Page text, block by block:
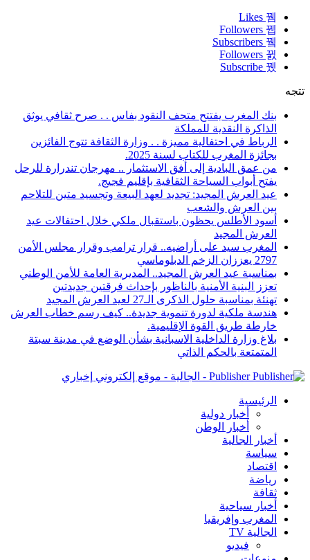
تتجه
بنك المغرب يفتتح متحف النقود بفاس . . صرح ثقافي يوثق
الذاكرة النقدية للمملكة
الرباط في احتفالية مميزة . . وزارة الثقافة تتوج الفائزين
بجائزة المغرب للكتاب لسنة 2025.
من عمق البادية إلى أفق الاستثمار .. مهرجان تندرارة للرحل
يفتح أبواب السياحة الثقافية بإقليم فجيج.
عيد العرش المجيد: تجديد لعهد البيعة وتجسيد متين للتلاحم
بين العرش والشعب
أسود الأطلس يحظون باستقبال ملكي خلال احتفالات عيد
العرش المجيد
المغرب سيد على أراضيه.. قرار ترامب وقرار مجلس الأمن
2797 يعززان الزخم الدبلوماسي
بمناسبة عيد العرش المجيد.. المديرية العامة للأمن الوطني
تعزز البنية الأمنية بالناظور بإحداث فرقتين جديدتين
تهنئة بمناسبة حلول الذكرى الـ27 لعيد العرش المجيد
هندسة ملكية لدورة تنموية جديدة.. كيف رسم خطاب العرش
خارطة طريق القوة الإقليمية.
بلاغ وزارة الداخلية الاسبانية بشأن الوضع في مدينة سبتة
المتمتعة بالحكم الذاتي
Publisher - الجالية - موقع إلكتروني إخباري
الرئيسية
أخبار دولية
أخبار الوطن
أخبار الجالية
سياسة
اقتصاد
رياضة
ثقافة
أخبار سياحية
المغرب وإفريقيا
الجالية TV
فيديو